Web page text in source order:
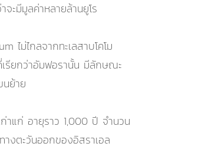
ะมีมูลค่าหลายล้านยูโร
ไม่ไกลจากทะเลสาบโคโม
รียกว่าอัมฟอรานั้น มีลักษณะ
ย้าย
าแก่ อายุราว 1,000 ปี จำนวน
งตะวันออกของอิสราเอล